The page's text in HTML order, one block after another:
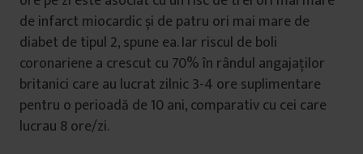
de infarct miocardic și de patru ori mai mare de
diabet de tipul 2, spune ea. Iar riscul de boli
coronariene a crescut cu 70% în rândul angajaților
britanici care au lucrat zilnic 3-4 ore suplimentare
pentru o perioadă de 10 ani, comparativ cu cei care
lucrau 8 ore/zi.